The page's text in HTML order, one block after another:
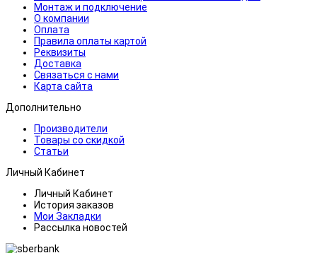
Монтаж и подключение
О компании
Оплата
Правила оплаты картой
Реквизиты
Доставка
Связаться с нами
Карта сайта
Дополнительно
Производители
Товары со скидкой
Статьи
Личный Кабинет
Личный Кабинет
История заказов
Мои Закладки
Рассылка новостей